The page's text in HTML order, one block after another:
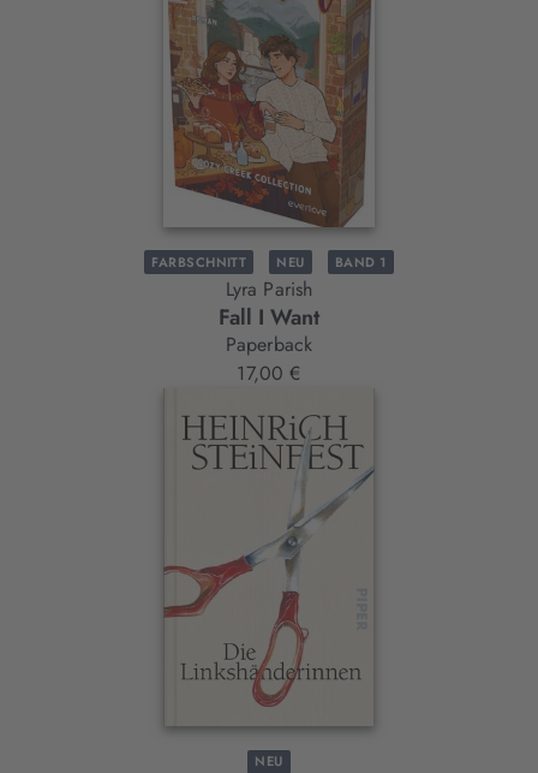
FARBSCHNITT NEU BAND 1
Lyra Parish
Fall I Want
Paperback
17,00 €
NEU